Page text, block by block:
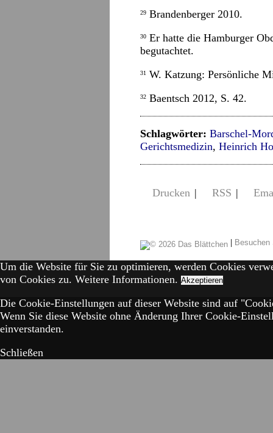
29 Brandenberger 2010.
30 Er hatte die Hamburger
begutachtet.
31 W. Katzung: Persönliche
32 Baentsch 2012, S. 42.
Schlagwörter: Barschel-
Gerichtsmedizin, Heinrich
Drucken | RSS |
|
Um die Website für Sie zu optimieren, werden Cookies
von Cookies zu. Weitere Informationen. Akzeptieren
Die Cookie-Einstellungen auf dieser Website sind auf
Wenn Sie diese Website ohne Änderung Ihrer Cookie-
einverstanden.
Schließen